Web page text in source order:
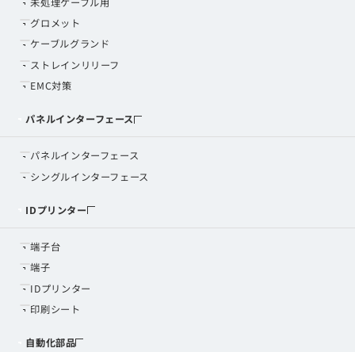
グロメット
ケーブルグランド
ストレインリリーフ
EMC対策
パネルインターフェース
パネルインターフェース
シングルインターフェース
IDプリンター
端子台
端子
IDプリンター
印刷シート
自動化部品